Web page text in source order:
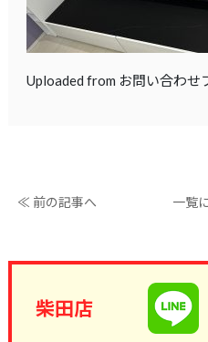
Uploaded from お問い合わせ
≪ 前の記事へ 一覧
柴田店